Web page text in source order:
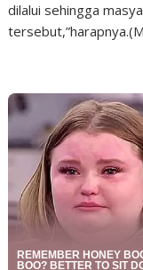
dilalui sehingga